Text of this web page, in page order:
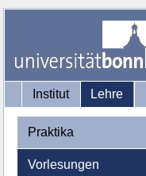
Institut Lehre
Praktika
Vorlesungen